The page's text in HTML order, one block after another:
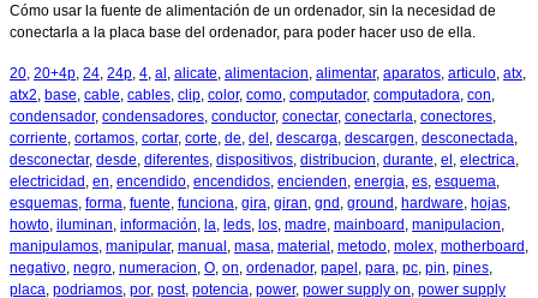
Cómo usar la fuente de alimentación de un ordenador, sin la necesidad de
conectarla a la placa base del ordenador, para poder hacer uso de ella.
20, 20+4p, 24, 24p, 4, al , alicate, alimentacion, alimentar, aparatos, articulo, atx,
atx2, base, cable, cables, clip, color, como, computador, computadora, con,
condensador, condensadores, conductor, conectar, conectarla, conectores,
corriente, cortamos, cortar, corte, de, del , descarga, descargen, desconectada,
desconectar, desde, diferentes, dispositivos, distribucion, durante, el , electrica,
electricidad , en, encendido, encendidos, encienden, energia, es, esquema,
esquemas, forma, fuente, funciona, gira, giran, gnd , ground , hardware, hojas,
howto, iluminan, información, la, leds, los, madre, mainboard , manipulacion,
manipulamos, manipular, manual , masa, material , metodo, molex, motherboard ,
negativo, negro, numeracion, O, on, ordenador, papel , para, pc, pin, pines,
placa, podriamos, por, post, potencia, power, power supply on, power supply